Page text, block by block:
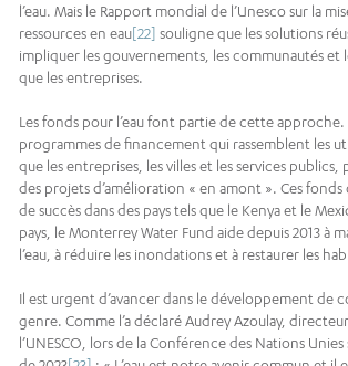
l’eau. Mais le Rapport mondial de l’Unesco sur la
ressources en eau[22] souligne que les solutions
impliquer les gouvernements, les communautés et
que les entreprises.
Les fonds pour l’eau font partie de cette approche.
programmes de financement qui rassemblent les
que les entreprises, les villes et les services publics,
des projets d’amélioration « en amont ». Ces
de succès dans des pays tels que le Kenya et le
pays, le Monterrey Water Fund aide depuis 2013 à
l’eau, à réduire les inondations et à restaurer les
Il est urgent d’avancer dans le développement de
genre. Comme l’a déclaré Audrey Azoulay,
l’UNESCO, lors de la Conférence des Nations Unies